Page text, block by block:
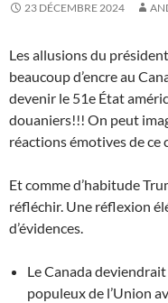
23 DÉCEMBRE 2024
Les allusions du
beaucoup d’encre au
devenir le 51e État
douaniers!!! On peut
réactions émotives de ce
Et comme d’habitude
réfléchir. Une réflexion
d’évidences.
Le Canada
populeux de l’Union